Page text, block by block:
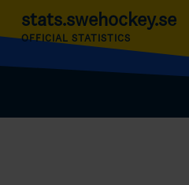
stats.swehockey.se
OFFICIAL STATISTICS